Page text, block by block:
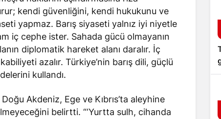
kendi güvenliğini, kendi hukukunu ve
yapmaz. Barış siyaseti yalnız iyi niyetle
iç cephe ister. Sahada gücü olmayanın
diplomatik hareket alanı daralır. İç
azalır. Türkiye’nin barış dili, güçlü
kullandı.
Akdeniz, Ege ve Kıbrıs’ta aleyhine
belirtti. “‘Yurtta sulh, cihanda